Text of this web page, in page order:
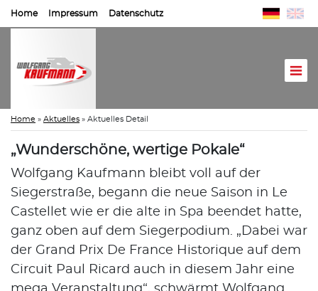
Home Impressum Datenschutz
Home » Aktuelles » Aktuelles Detail
„Wunderschöne, wertige Pokale“
Wolfgang Kaufmann bleibt voll auf der
Siegerstraße, begann die neue Saison in Le
Castellet wie er die alte in Spa beendet hatte,
ganz oben auf dem Siegerpodium. „Dabei war
der Grand Prix De France Historique auf dem
Circuit Paul Ricard auch in diesem Jahr eine